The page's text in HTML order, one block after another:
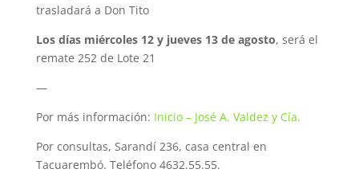
trasladará a Don Tito
Los días miércoles 12 y jueves 13 de agosto, será el
remate 252 de Lote 21
—
Por más información: Inicio – José A. Valdez y Cía.
Por consultas, Sarandí 236, casa central en
Tacuarembó. Teléfono 4632.55.55.